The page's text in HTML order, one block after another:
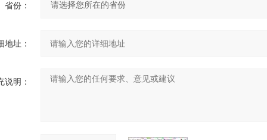
省份：
地址：
说明：